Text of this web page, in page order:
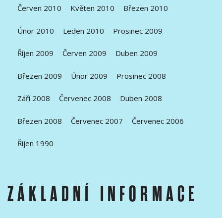
Červen 2010 Květen 2010 Březen 2010
Únor 2010 Leden 2010 Prosinec 2009
Říjen 2009 Červen 2009 Duben 2009
Březen 2009 Únor 2009 Prosinec 2008
Září 2008 Červenec 2008 Duben 2008
Březen 2008 Červenec 2007 Červenec 2006
Říjen 1990
ZÁKLADNÍ INFORMACE